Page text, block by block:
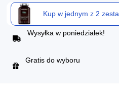
Kup w jednym z 2
Wysyłka w poniedziałek!
Gratis do wyboru